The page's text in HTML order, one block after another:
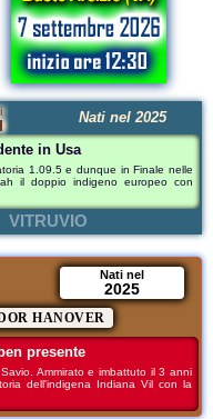
Nati nel 2025
in Usa
1.09.5 e dunque in Finale nelle
il doppio indigeno europeo con
VITRUVIO
Nati nel
2025
HANOVER
presente
Ammirato e imbattuto il 3 anni
dell'indigena Indiana Vil con la